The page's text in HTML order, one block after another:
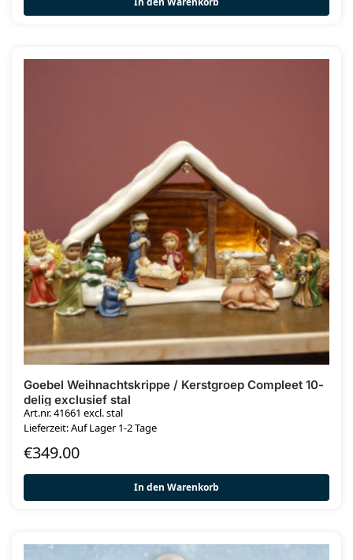
Goebel Weihnachtskrippe / Kerstgroep Compleet 10-
delig exclusief stal
Art.nr. 41661 excl. stal
Lieferzeit: Auf Lager 1-2 Tage
€349.00
In den Warenkorb